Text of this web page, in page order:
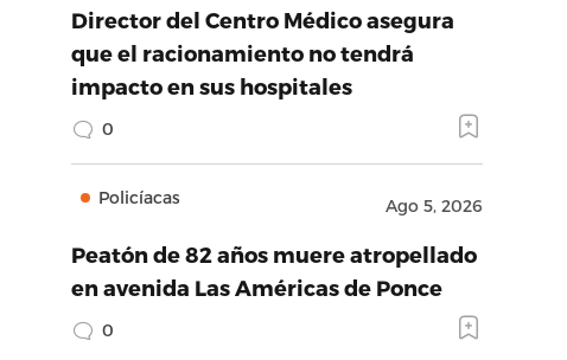
Director del Centro Médico asegura
que el racionamiento no tendrá
impacto en sus hospitales
0
Policíacas Ago 5, 2026
Peatón de 82 años muere atropellado
en avenida Las Américas de Ponce
0